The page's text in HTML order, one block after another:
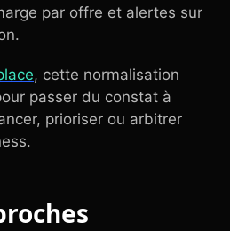
par offre et alertes sur
, cette normalisation
passer du constat à
prioriser ou arbitrer